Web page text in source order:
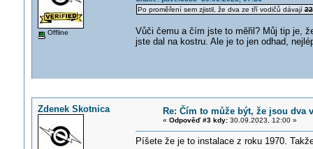
Offline
Po proměření sem zjistil, že dva ze tří vodičů dávají
Vůči čemu a čím jste to měřil? Můj tip je,
jste dal na kostru. Ale je to jen odhad,
Zdenek Skotnica Re: Čím to může být, že jsou dva
« Odpověď #3 kdy:30.09.2023, 12:00 »
Píšete že je to instalace z roku 1970.